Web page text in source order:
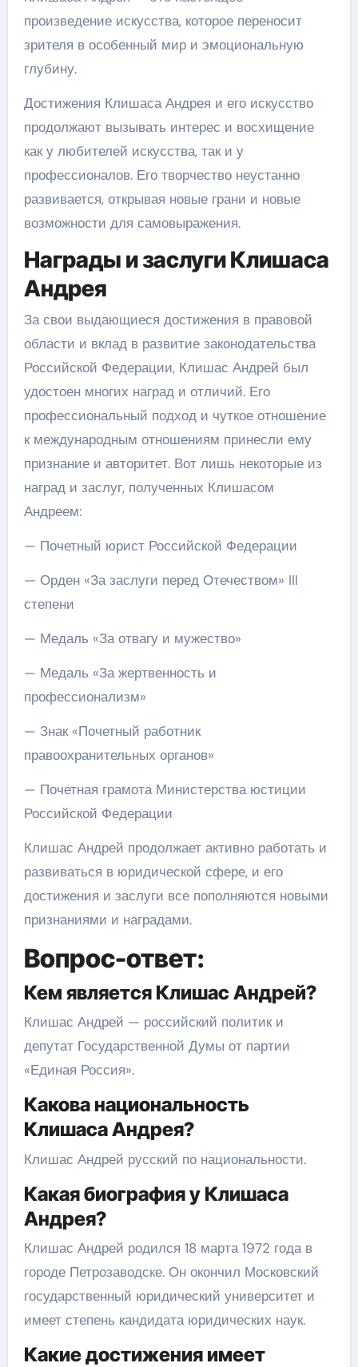
произведение искусства, которое переносит
зрителя в особенный мир и эмоциональную
глубину.
Достижения Клишаса Андрея и его искусство
продолжают вызывать интерес и восхищение
как у любителей искусства, так и у
профессионалов. Его творчество неустанно
развивается, открывая новые грани и новые
возможности для самовыражения.
Награды и заслуги Клишаса
Андрея
За свои выдающиеся достижения в правовой
области и вклад в развитие законодательства
Российской Федерации, Клишас Андрей был
удостоен многих наград и отличий. Его
профессиональный подход и чуткое отношение
к международным отношениям принесли ему
признание и авторитет. Вот лишь некоторые из
наград и заслуг, полученных Клишасом
Андреем:
— Почетный юрист Российской Федерации
— Орден «За заслуги перед Отечеством» III
степени
— Медаль «За отвагу и мужество»
— Медаль «За жертвенность и
профессионализм»
— Знак «Почетный работник
правоохранительных органов»
— Почетная грамота Министерства юстиции
Российской Федерации
Клишас Андрей продолжает активно работать и
развиваться в юридической сфере, и его
достижения и заслуги все пополняются новыми
признаниями и наградами.
Вопрос-ответ:
Кем является Клишас Андрей?
Клишас Андрей — российский политик и
депутат Государственной Думы от партии
«Единая Россия».
Какова национальность
Клишаса Андрея?
Клишас Андрей русский по национальности.
Какая биография у Клишаса
Андрея?
Клишас Андрей родился 18 марта 1972 года в
городе Петрозаводске. Он окончил Московский
государственный юридический университет и
имеет степень кандидата юридических наук.
Какие достижения имеет